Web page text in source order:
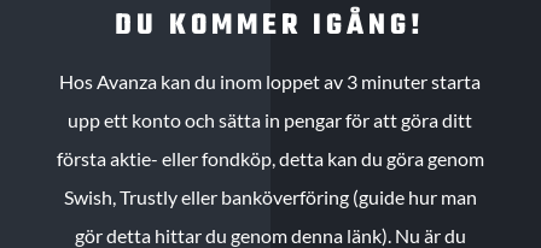
DU KOMMER IGÅNG!
Hos Avanza kan du inom loppet av 3 minuter starta
upp ett konto och sätta in pengar för att göra ditt
första aktie- eller fondköp, detta kan du göra genom
Swish, Trustly eller banköverföring (guide hur man
gör detta hittar du genom denna länk). Nu är du